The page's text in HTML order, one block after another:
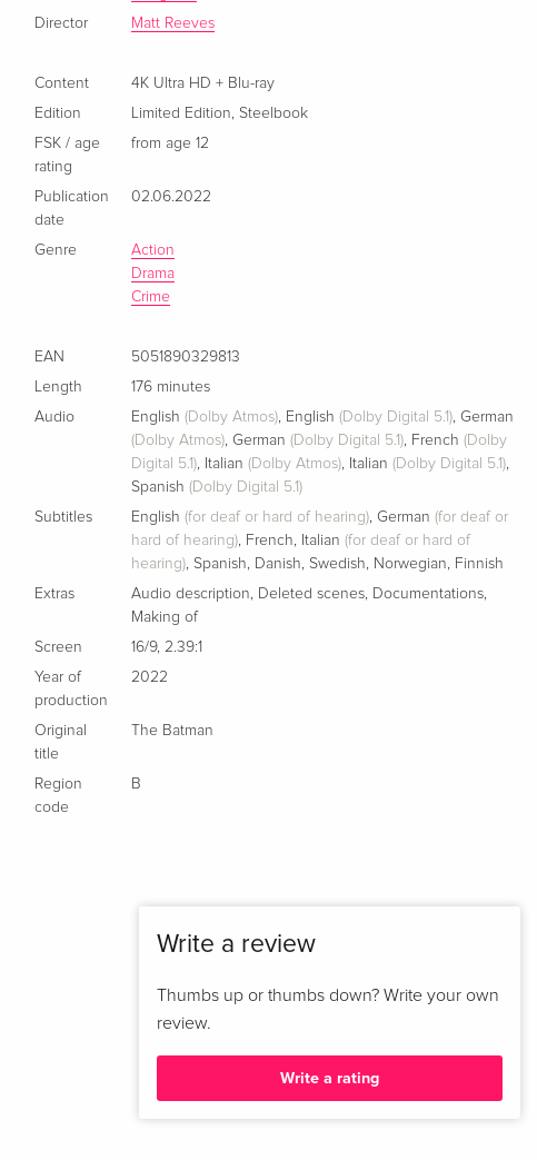
4K Ultra HD + Blu-ray
Limited Edition, Steelbook, 2 Blu-rays
German
Limited Edition, Steelbook, 4K Ultra HD + Blu-
ray — (selected)
Limited Collector's Edition, Steelbook, 4K Ultra
HD + 2 Blu-rays
Standard edition
French
4K Ultra HD + Blu-ray
EUR 40.49
Limited Edition, Steelbook, 4K Ultra HD + Blu-
Sold out
Standard edition
Italian
Comic Edition, 4K Ultra HD + Blu-ray + Book
Italian
Director
Matt Reeves
Content
4K Ultra HD + Blu-ray
Edition
Limited Edition,Steelbook
FSK / age
rating
from age 12
Publication
date
02.06.2022
Genre
Action
Drama
Crime
EAN
5051890329813
Length
176 minutes
Audio
English (Dolby Atmos), English (Dolby Digital 5.1),German
(Dolby Atmos),German (Dolby Digital 5.1), French (Dolby
Digital 5.1), Italian (Dolby Atmos), Italian (Dolby Digital 5.1),
Spanish (Dolby Digital 5.1)
Subtitles
English (for deaf or hard of hearing),German (for deaf or
hard of hearing), French, Italian (for deaf or hard of
hearing),Spanish, Danish,Swedish, Norwegian, Finnish
Extras
Audio description, Deleted scenes, Documentations,
Making of
Screen
16/9,2.39:1
Year of
production
2022
Original
title
The Batman
Region
code
B
Write a review
Thumbs up or thumbs down? Write your own
review.
Write a rating